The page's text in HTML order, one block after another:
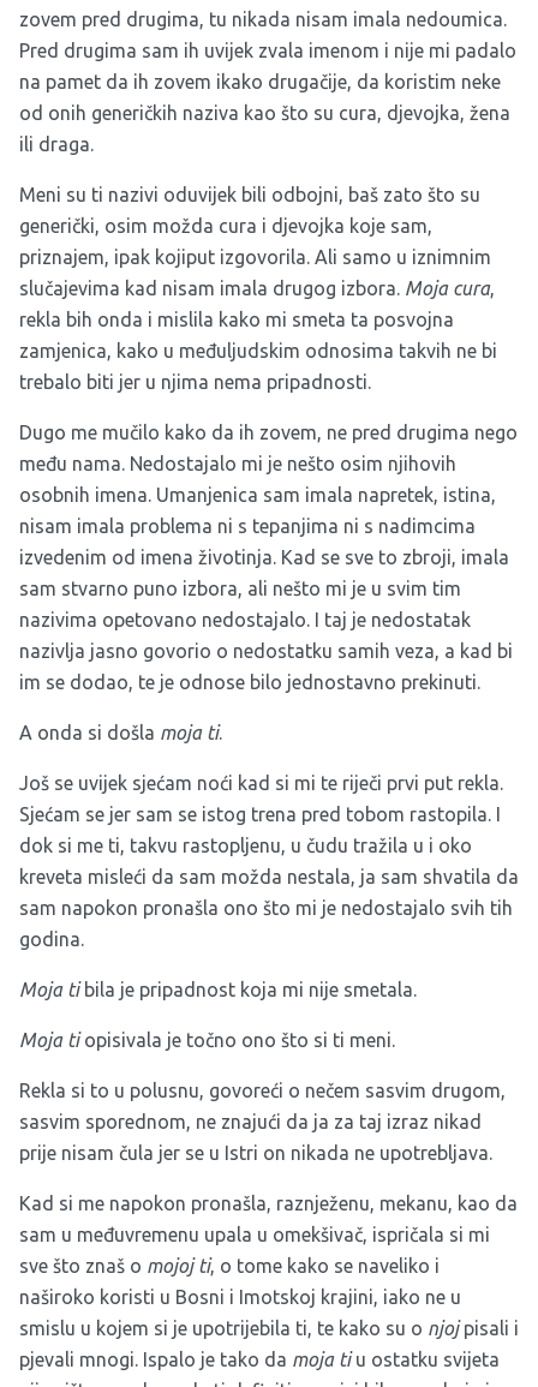
zovem pred drugima, tu nikada nisam imala nedoumica.
Pred drugima sam ih uvijek zvala imenom i nije mi padalo
na pamet da ih zovem ikako drugačije, da koristim neke
od onih generičkih naziva kao što su cura, djevojka, žena
ili draga.
Meni su ti nazivi oduvijek bili odbojni, baš zato što su
generički, osim možda cura i djevojka koje sam,
priznajem, ipak kojiput izgovorila. Ali samo u iznimnim
slučajevima kad nisam imala drugog izbora. Moja cura,
rekla bih onda i mislila kako mi smeta ta posvojna
zamjenica, kako u međuljudskim odnosima takvih ne bi
trebalo biti jer u njima nema pripadnosti.
Dugo me mučilo kako da ih zovem, ne pred drugima nego
među nama. Nedostajalo mi je nešto osim njihovih
osobnih imena. Umanjenica sam imala napretek, istina,
nisam imala problema ni s tepanjima ni s nadimcima
izvedenim od imena životinja. Kad se sve to zbroji, imala
sam stvarno puno izbora, ali nešto mi je u svim tim
nazivima opetovano nedostajalo. I taj je nedostatak
nazivlja jasno govorio o nedostatku samih veza, a kad bi
im se dodao, te je odnose bilo jednostavno prekinuti.
A onda si došla moja ti.
Još se uvijek sjećam noći kad si mi te riječi prvi put rekla.
Sjećam se jer sam se istog trena pred tobom rastopila. I
dok si me ti, takvu rastopljenu, u čudu tražila u i oko
kreveta misleći da sam možda nestala, ja sam shvatila da
sam napokon pronašla ono što mi je nedostajalo svih tih
godina.
Moja tibila je pripadnost koja mi nije smetala.
Moja tiopisivala je točno ono što si ti meni.
Rekla si to u polusnu, govoreći o nečem sasvim drugom,
sasvim sporednom, ne znajući da ja za taj izraz nikad
prije nisam čula jer se u Istri on nikada ne upotrebljava.
Kad si me napokon pronašla, raznježenu, mekanu, kao da
sam u međuvremenu upala u omekšivač, ispričala si mi
sve što znaš o mojoj ti, o tome kako se naveliko i
naširoko koristi u Bosni i Imotskoj krajini, iako ne u
smislu u kojem si je upotrijebila ti, te kako su o njojpisali i
pjevali mnogi. Ispalo je tako da moja tiu ostatku svijeta